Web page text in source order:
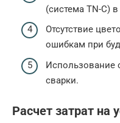
(система TN-C)
Отсутствие
ошибкам при
Использование
сварки.
Расчет затрат на